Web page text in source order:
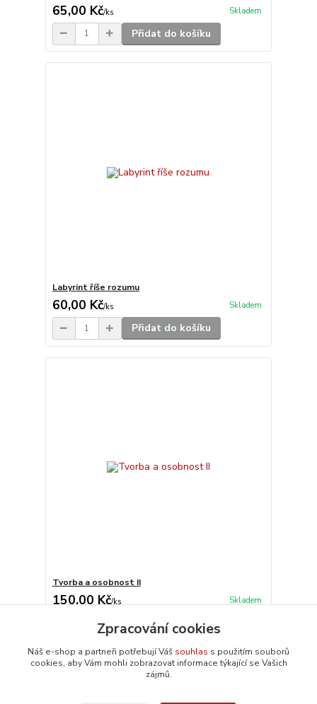
65,00 Kč/ks Skladem
Přidat do košíku
Labyrint říše rozumu
60,00 Kč/ks Skladem
Přidat do košíku
Tvorba a osobnost II
150,00 Kč/ks Skladem
Přidat do košíku
strana z 1
Zpracování cookies
Náš e-shop a partneři potřebují Váš souhlas s použitím souborů
cookies, aby Vám mohli zobrazovat informace týkající se Vašich
zájmů.